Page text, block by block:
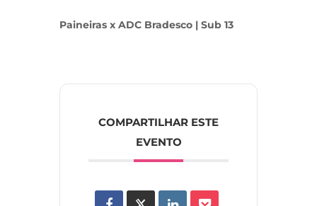
Paineiras x ADC Bradesco | Sub 13
COMPARTILHAR ESTE
EVENTO